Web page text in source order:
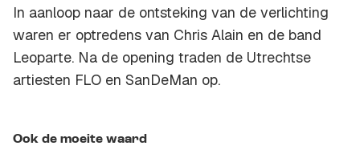
In aanloop naar de ontsteking van de verlichting
waren er optredens van Chris Alain en de band
Leoparte. Na de opening traden de Utrechtse
artiesten FLO en SanDeMan op.
Ook de moeite waard